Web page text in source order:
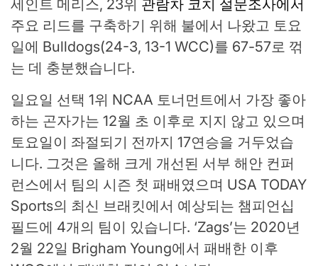
세인트 메리스, 23위 관람차 코치 설문조사에서
주요 리드를 구축하기 위해 불에서 나왔고 토요
일에 Bulldogs(24-3, 13-1 WCC)를 67-57로 꺾
는 데 충분했습니다.
일요일 선택 1위 NCAA 토너먼트에서 가장 좋아
하는 곤자가는 12월 초 이후로 지지 않고 있으며
토요일이 좌절되기 전까지 17연승을 거두었습
니다. 그것은 올해 크게 개선된 서부 해안 컨퍼
런스에서 팀의 시즌 첫 패배였으며 USA TODAY
Sports의 최신 브래킷에서 예상되는 챔피언십
필드에 4개의 팀이 있습니다. ‘Zags’는 2020년
2월 22일 Brigham Young에서 패배한 이후